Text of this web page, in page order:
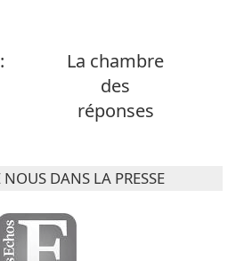
La chambre
des
réponses
DANS LA PRESSE